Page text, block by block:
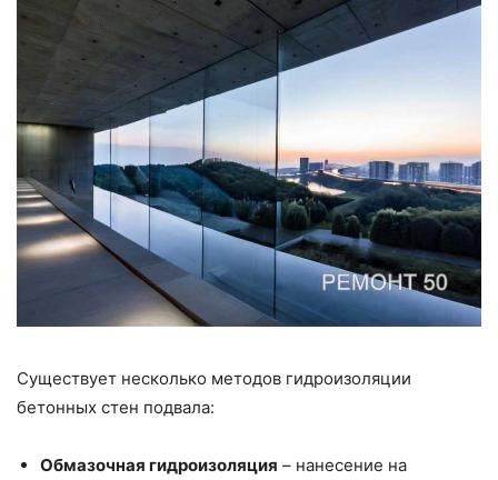
Существует несколько методов гидроизоляции
бетонных стен подвала:
Обмазочная гидроизоляция – нанесение на